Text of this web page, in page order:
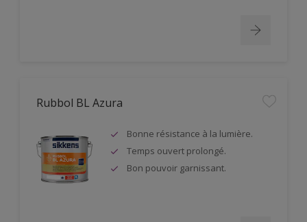
Rubbol BL Azura
Bonne résistance à la lumière.
Temps ouvert prolongé.
Bon pouvoir garnissant.